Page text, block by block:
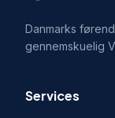
Danmarks
gennemskuelig
Services